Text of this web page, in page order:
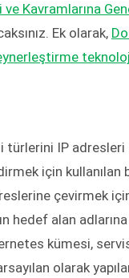
Kavramlarına
Ek olarak,
türlerini IP adresleri
için kullanılan
çevirmek
hedef alan
kümesi,
olarak